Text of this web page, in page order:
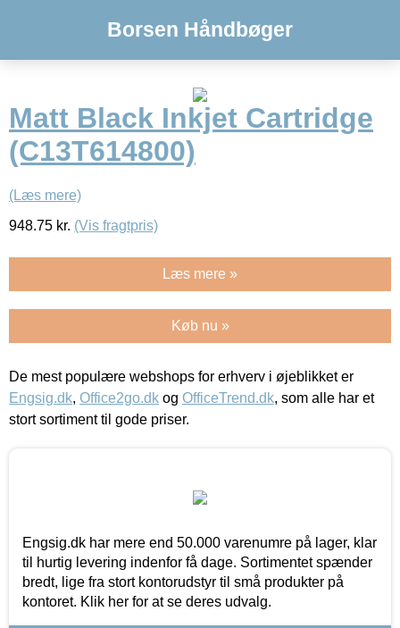
Borsen Håndbøger
Matt Black Inkjet Cartridge
(C13T614800)
(Læs mere)
948.75 kr. (Vis fragtpris)
Læs mere »
Køb nu »
De mest populære webshops for erhverv i øjeblikket er
Engsig.dk, Office2go.dk og OfficeTrend.dk, som alle har et
stort sortiment til gode priser.
Engsig.dk har mere end 50.000 varenumre på lager, klar
til hurtig levering indenfor få dage. Sortimentet spænder
bredt, lige fra stort kontorudstyr til små produkter på
kontoret. Klik her for at se deres udvalg.